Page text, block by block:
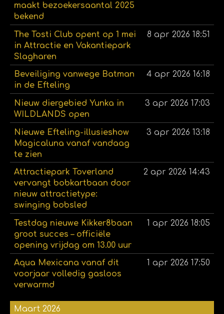
maakt bezoekersaantal 2025
bekend
The Tosti Club opent op 1 mei
in Attractie en Vakantiepark
Slagharen
8 apr 2026 18:51
Beveiliging vanwege Batman
in de Efteling
4 apr 2026 16:18
Nieuw diergebied Yunka in
WILDLANDS open
3 apr 2026 17:03
Nieuwe Efteling-illusieshow
Magicaluna vanaf vandaag
te zien
3 apr 2026 13:18
Attractiepark Toverland
vervangt bobkartbaan door
nieuw attractietype:
swinging bobsled
2 apr 2026 14:43
Testdag nieuwe Kikker8baan
groot succes – officiële
opening vrijdag om 13.00 uur
1 apr 2026 18:05
Aqua Mexicana vanaf dit
voorjaar volledig gasloos
verwarmd
1 apr 2026 17:50
Maart 2026